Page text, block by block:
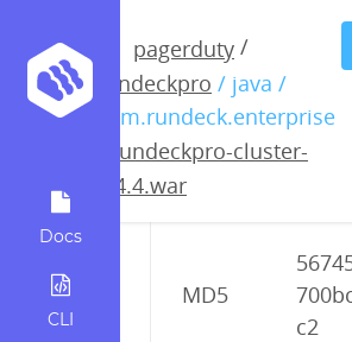
Docs
CLI
pagerduty /
rundeckpro / java /
com.rundeck.enterprise
rundeckpro-cluster-
2.4.4.war
cluster-
MD5
c2